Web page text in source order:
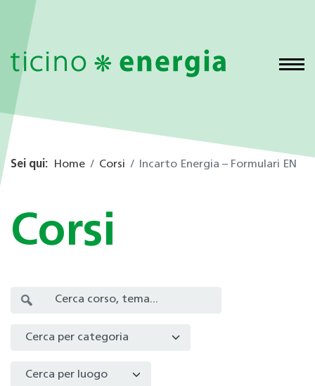
Sei qui: Home Corsi Incarto Energia – Formulari EN
Corsi
Select a Category to filter list